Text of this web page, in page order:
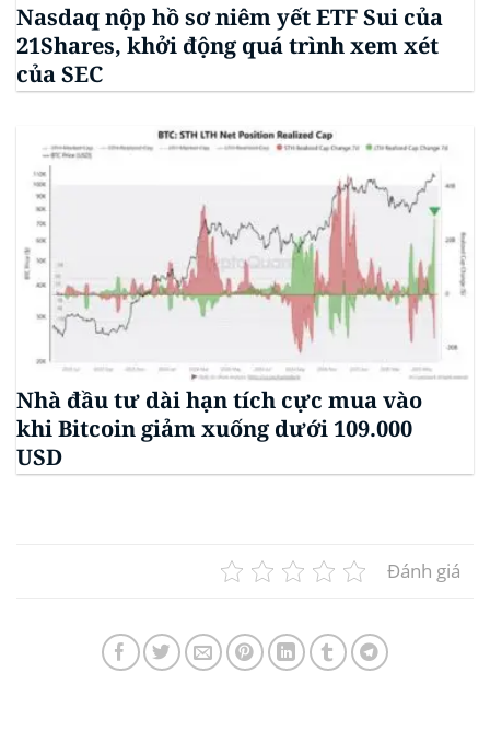
Nasdaq nộp hồ sơ niêm yết ETF Sui của
21Shares, khởi động quá trình xem xét
của SEC
Nhà đầu tư dài hạn tích cực mua vào
khi Bitcoin giảm xuống dưới 109.000
USD
Đánh giá